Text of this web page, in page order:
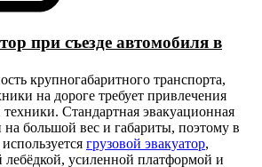
при съезде автомобиля в
крупногабаритного транспорта,
на дороге требует привлечения
Стандартная эвакуационная
большой вес и габариты, поэтому в
грузовой эвакуатор,
усиленной платформой и